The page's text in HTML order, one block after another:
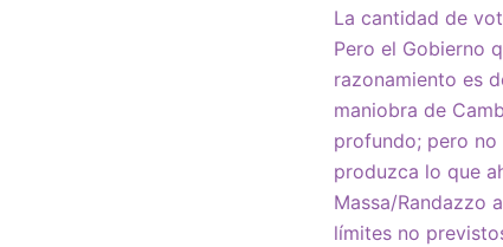
La cantidad de
Pero el Gobierno
razonamiento es
maniobra de
profundo; pero
produzca lo que
Massa/Randazzo
límites no